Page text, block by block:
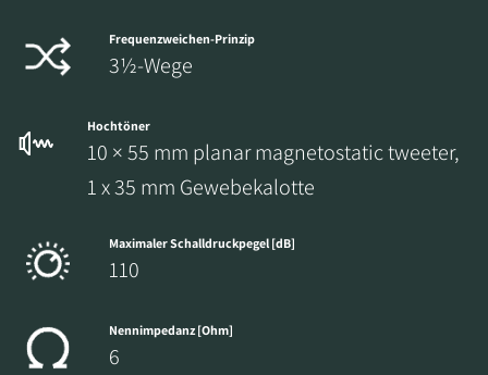
Frequenzweichen-Prinzip
3½-Wege
Hochtöner
10 × 55 mm planar magnetostatic tweeter,
1 x 35 mm Gewebekalotte
Maximaler Schalldruckpegel [dB]
110
Nennimpedanz [Ohm]
6